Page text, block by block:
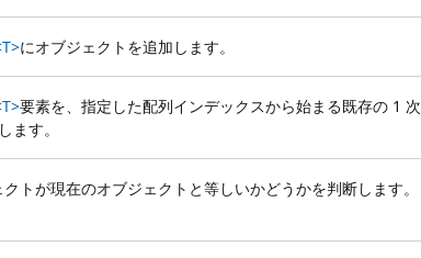
にオブジェクトを追加します。
要素を、指定した配列インデックスから始まる既存の 1 次
ます。
トが現在のオブジェクトと等しいかどうかを判断します。